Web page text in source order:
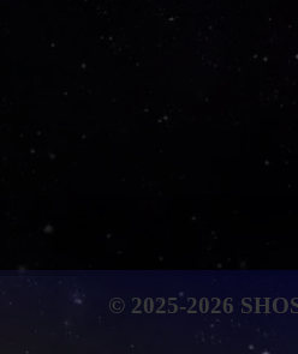
© 2025-2026